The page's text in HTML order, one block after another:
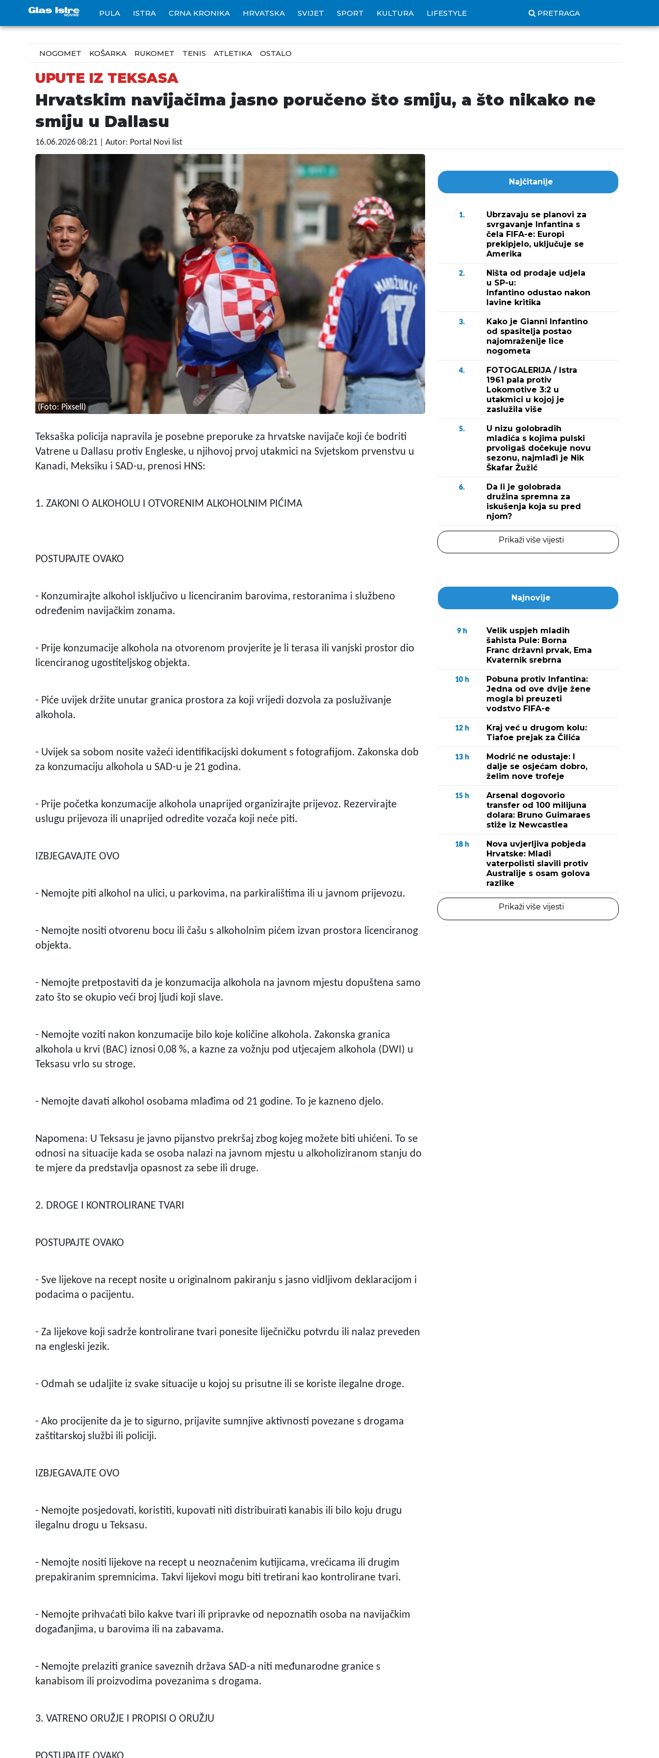
PULA ISTRA CRNA KRONIKA HRVATSKA SVIJET SPORT KULTURA LIFESTYLE PRETRAGA
NOGOMET KOŠARKA RUKOMET TENIS ATLETIKA OSTALO
UPUTE IZ TEKSASA
Hrvatskim navijačima jasno poručeno što smiju, a što nikako ne
smiju u Dallasu
16.06.2026 08:21 | Autor: Portal Novi list
(Foto: Pixsell)
Teksaška policija napravila je posebne preporuke za hrvatske navijače koji će bodriti
Vatrene u Dallasu protiv Engleske, u njihovoj prvoj utakmici na Svjetskom prvenstvu u
Kanadi, Meksiku i SAD-u, prenosi HNS:
1. ZAKONI O ALKOHOLU I OTVORENIM ALKOHOLNIM PIĆIMA
POSTUPAJTE OVAKO
- Konzumirajte alkohol isključivo u licenciranim barovima, restoranima i službeno
određenim navijačkim zonama.
- Prije konzumacije alkohola na otvorenom provjerite je li terasa ili vanjski prostor dio
licenciranog ugostiteljskog objekta.
- Piće uvijek držite unutar granica prostora za koji vrijedi dozvola za posluživanje
alkohola.
- Uvijek sa sobom nosite važeći identifikacijski dokument s fotografijom. Zakonska dob
za konzumaciju alkohola u SAD-u je 21 godina.
- Prije početka konzumacije alkohola unaprijed organizirajte prijevoz. Rezervirajte
uslugu prijevoza ili unaprijed odredite vozača koji neće piti.
IZBJEGAVAJTE OVO
- Nemojte piti alkohol na ulici, u parkovima, na parkiralištima ili u javnom prijevozu.
- Nemojte nositi otvorenu bocu ili čašu s alkoholnim pićem izvan prostora licenciranog
objekta.
- Nemojte pretpostaviti da je konzumacija alkohola na javnom mjestu dopuštena samo
zato što se okupio veći broj ljudi koji slave.
- Nemojte voziti nakon konzumacije bilo koje količine alkohola. Zakonska granica
alkohola u krvi (BAC) iznosi 0,08 %, a kazne za vožnju pod utjecajem alkohola (DWI) u
Teksasu vrlo su stroge.
- Nemojte davati alkohol osobama mlađima od 21 godine. To je kazneno djelo.
Napomena: U Teksasu je javno pijanstvo prekršaj zbog kojeg možete biti uhićeni. To se
odnosi na situacije kada se osoba nalazi na javnom mjestu u alkoholiziranom stanju do
te mjere da predstavlja opasnost za sebe ili druge.
2. DROGE I KONTROLIRANE TVARI
POSTUPAJTE OVAKO
- Sve lijekove na recept nosite u originalnom pakiranju s jasno vidljivom deklaracijom i
podacima o pacijentu.
- Za lijekove koji sadrže kontrolirane tvari ponesite liječničku potvrdu ili nalaz preveden
na engleski jezik.
- Odmah se udaljite iz svake situacije u kojoj su prisutne ili se koriste ilegalne droge.
- Ako procijenite da je to sigurno, prijavite sumnjive aktivnosti povezane s drogama
zaštitarskoj službi ili policiji.
IZBJEGAVAJTE OVO
- Nemojte posjedovati, koristiti, kupovati niti distribuirati kanabis ili bilo koju drugu
ilegalnu drogu u Teksasu.
- Nemojte nositi lijekove na recept u neoznačenim kutijicama, vrećicama ili drugim
prepakiranim spremnicima. Takvi lijekovi mogu biti tretirani kao kontrolirane tvari.
- Nemojte prihvaćati bilo kakve tvari ili pripravke od nepoznatih osoba na navijačkim
događanjima, u barovima ili na zabavama.
- Nemojte prelaziti granice saveznih država SAD-a niti međunarodne granice s
kanabisom ili proizvodima povezanima s drogama.
3. VATRENO ORUŽJE I PROPISI O ORUŽJU
Najčitanije
1.
Ubrzavaju se planovi za
svrgavanje Infantina s
čela FIFA-e: Europi
prekipjelo, uključuje se
Amerika
2.
Ništa od prodaje udjela
u SP-u:
Infantino odustao nakon
lavine kritika
3.
Kako je Gianni Infantino
od spasitelja postao
najomraženije lice
nogometa
4.
FOTOGALERIJA / Istra
1961 pala protiv
Lokomotive 3:2 u
utakmici u kojoj je
zaslužila više
5.
U nizu golobradih
mladića s kojima pulski
prvoligaš dočekuje novu
sezonu, najmlađi je Nik
Škafar Žužić
6.
Da li je golobrada
družina spremna za
iskušenja koja su pred
njom?
Prikaži više vijesti
Najnovije
9 h
Velik uspjeh mladih
šahista Pule: Borna
Franc državni prvak, Ema
Kvaternik srebrna
10 h
Pobuna protiv Infantina:
Jedna od ove dvije žene
mogla bi preuzeti
vodstvo FIFA-e
12 h
Kraj već u drugom kolu:
Tiafoe prejak za Čilića
13 h
Modrić ne odustaje: I
dalje se osjećam dobro,
želim nove trofeje
15 h
Arsenal dogovorio
transfer od 100 milijuna
dolara: Bruno Guimaraes
stiže iz Newcastlea
18 h
Nova uvjerljiva pobjeda
Hrvatske: Mladi
vaterpolisti slavili protiv
Australije s osam golova
razlike
Prikaži više vijesti